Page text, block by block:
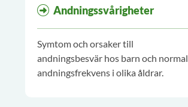
Andningssvårigheter
Symtom och orsaker till
andningsbesvär hos barn och normal
andningsfrekvens i olika åldrar.